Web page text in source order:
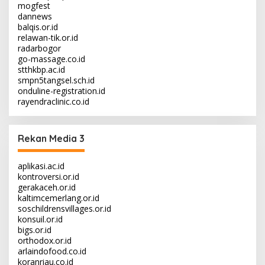
mogfest
dannews
balqis.or.id
relawan-tik.or.id
radarbogor
go-massage.co.id
stthkbp.ac.id
smpn5tangsel.sch.id
onduline-registration.id
rayendraclinic.co.id
Rekan Media 3
aplikasi.ac.id
kontroversi.or.id
gerakaceh.or.id
kaltimcemerlang.or.id
soschildrensvillages.or.id
konsuil.or.id
bigs.or.id
orthodox.or.id
arlaindofood.co.id
koranriau.co.id